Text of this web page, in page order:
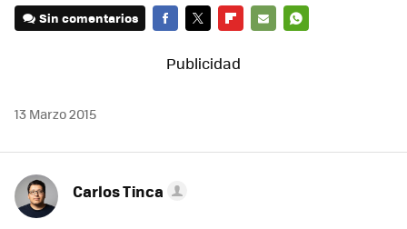
Sin comentarios
13 Marzo 2015
Carlos Tinca